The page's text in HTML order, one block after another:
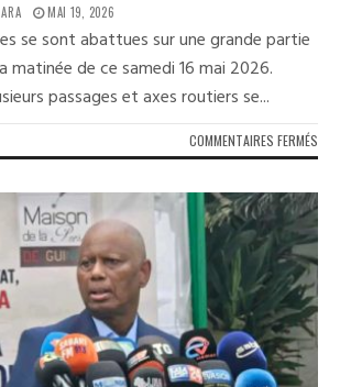
MAI 19, 2026
se sont abattues sur une grande partie
matinée de ce samedi 16 mai 2026.
passages et axes routiers se...
COMMENTAIRES FERMÉS
:
DES